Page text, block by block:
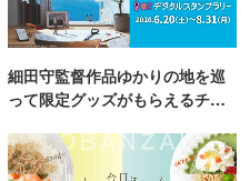
細田守監督作品ゆかりの地を巡
って限定グッズがもらえるチャ